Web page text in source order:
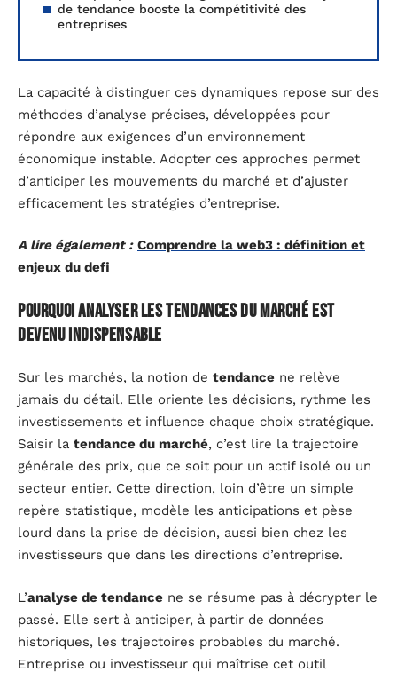
de tendance booste la compétitivité des
entreprises
La capacité à distinguer ces dynamiques repose sur des
méthodes d’analyse précises, développées pour
répondre aux exigences d’un environnement
économique instable. Adopter ces approches permet
d’anticiper les mouvements du marché et d’ajuster
efficacement les stratégies d’entreprise.
A lire également : Comprendre la web3 : définition et
enjeux du defi
Pourquoi analyser les tendances du marché est
devenu indispensable
Sur les marchés, la notion de tendance ne relève
jamais du détail. Elle oriente les décisions, rythme les
investissements et influence chaque choix stratégique.
Saisir la tendance du marché, c’est lire la trajectoire
générale des prix, que ce soit pour un actif isolé ou un
secteur entier. Cette direction, loin d’être un simple
repère statistique, modèle les anticipations et pèse
lourd dans la prise de décision, aussi bien chez les
investisseurs que dans les directions d’entreprise.
L’analyse de tendance ne se résume pas à décrypter le
passé. Elle sert à anticiper, à partir de données
historiques, les trajectoires probables du marché.
Entreprise ou investisseur qui maîtrise cet outil